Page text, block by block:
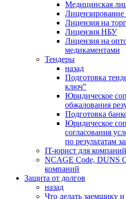
Медицинская
Лицензирование
Лицензия на
Лицензия НБУ
Лицензия на
медикаментами
Тендеры
назад
Подготовка
ключ”
Юридическое
обжалования
Подготовка
Юридическое
согласования
по результатам
IT-юрист для компаний
NCAGE Code, DUNS
компаний
Защита от долгов
назад
Что делать заемщику